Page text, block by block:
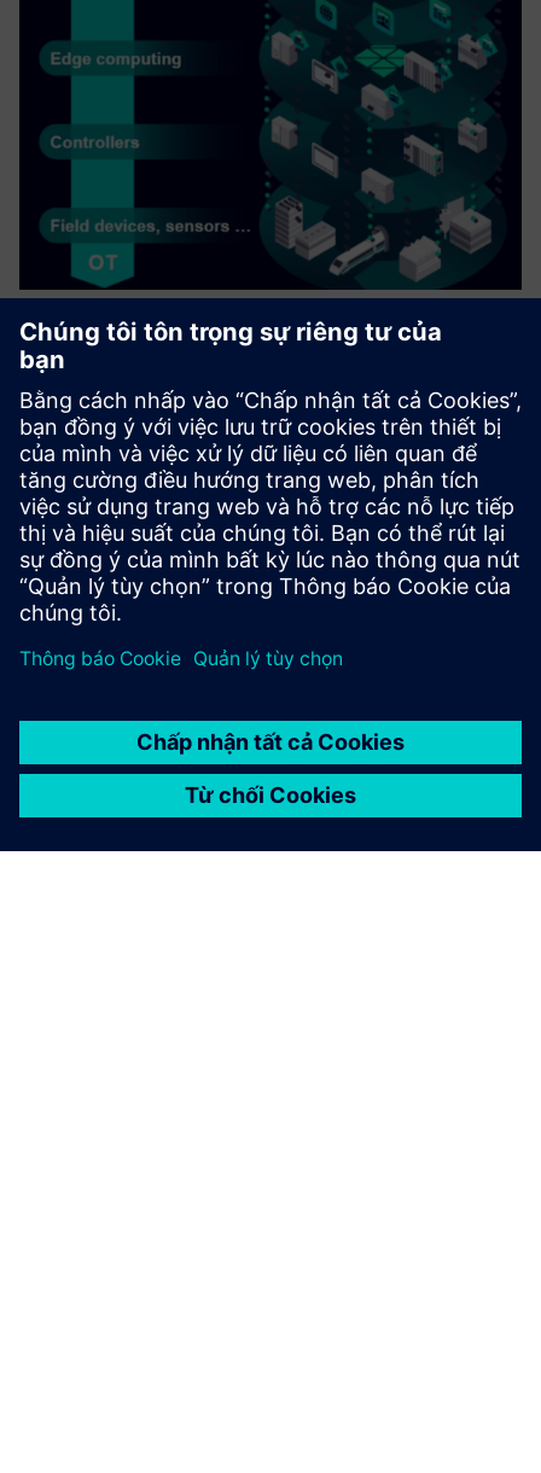
Prolim Industrial Edge Rapid
Deployment
Gói phần mềm Siemens Industrial Edge cung cấp tốc độ tạo
ra giá trị chưa từng có cho các nhà sản xuất bằng cách mở
khóa thông tin chi tiết có thể thực hiện được từ dữ liệu
máy móc trên sàn sản xuất của họ. Dịch vụ chi phí cố định
...
Tìm hiểu thêm